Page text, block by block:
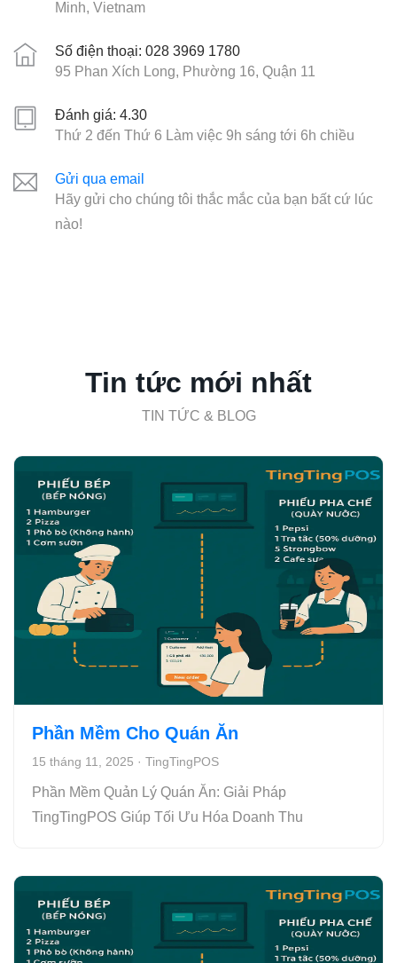
Minh, Vietnam
Số điện thoại: 028 3969 1780
95 Phan Xích Long, Phường 16, Quận 11
Đánh giá: 4.30
Thứ 2 đến Thứ 6 Làm việc 9h sáng tới 6h chiều
Gửi qua email
Hãy gửi cho chúng tôi thắc mắc của bạn bất cứ lúc
nào!
Tin tức mới nhất
TIN TỨC & BLOG
Phần Mềm Cho Quán Ăn
15 tháng 11, 2025 · TingTingPOS
Phần Mềm Quản Lý Quán Ăn: Giải Pháp
TingTingPOS Giúp Tối Ưu Hóa Doanh Thu